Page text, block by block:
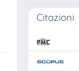
Citazioni